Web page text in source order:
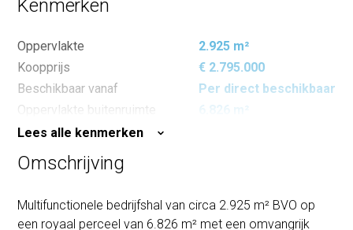
Kenmerken
Oppervlakte
2.925 m²
Koopprijs
€ 2.795.000
Beschikbaar vanaf
Per direct beschikbaar
Oppervlakte buitenruimte
6.826 m²
Lees alle kenmerken
Omschrijving
Multifunctionele bedrijfshal van circa 2.925 m² BVO op
een royaal perceel van 6.826 m² met een omvangrijk